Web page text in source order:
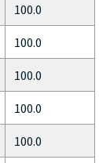
100.0
100.0
100.0
100.0
100.0